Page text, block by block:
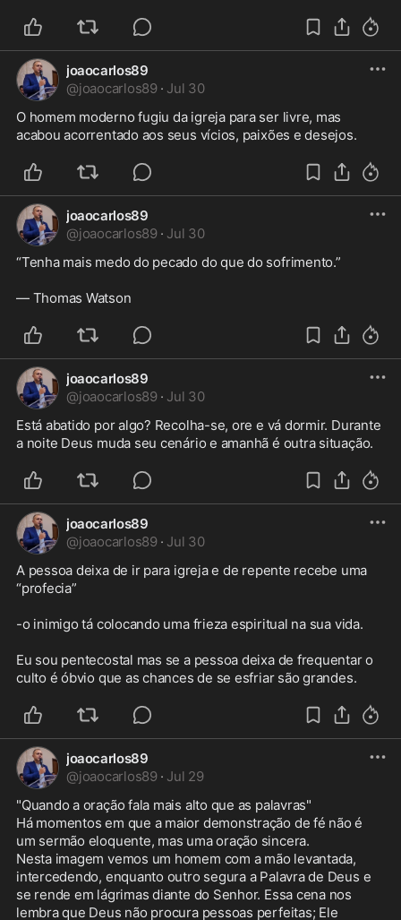
joaocarlos89
@joaocarlos89 · Jul 30
O homem moderno fugiu da igreja para ser livre, mas
acabou acorrentado aos seus vícios, paixões e desejos.
joaocarlos89
@joaocarlos89 · Jul 30
“Tenha mais medo do pecado do que do sofrimento.”
— Thomas Watson
joaocarlos89
@joaocarlos89 · Jul 30
Está abatido por algo? Recolha-se, ore e vá dormir. Durante
a noite Deus muda seu cenário e amanhã é outra situação.
joaocarlos89
@joaocarlos89 · Jul 30
A pessoa deixa de ir para igreja e de repente recebe uma
“profecia”
-o inimigo tá colocando uma frieza espiritual na sua vida.
Eu sou pentecostal mas se a pessoa deixa de frequentar o
culto é óbvio que as chances de se esfriar são grandes.
joaocarlos89
@joaocarlos89 · Jul 29
"Quando a oração fala mais alto que as palavras"
Há momentos em que a maior demonstração de fé não é
um sermão eloquente, mas uma oração sincera.
Nesta imagem vemos um homem com a mão levantada,
intercedendo, enquanto outro segura a Palavra de Deus e
se rende em lágrimas diante do Senhor. Essa cena nos
lembra que Deus não procura pessoas perfeitas; Ele